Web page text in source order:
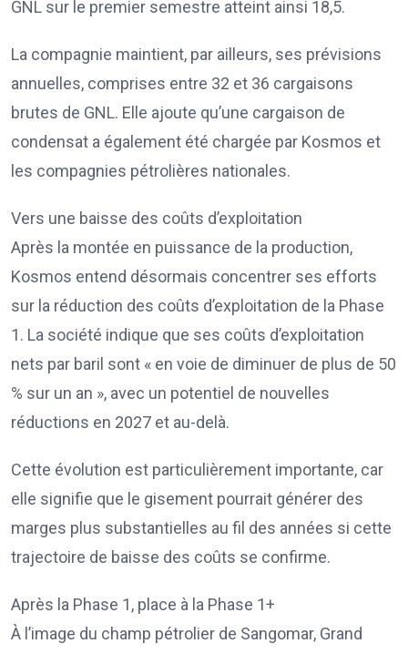
GNL sur le premier semestre atteint ainsi 18,5.
La compagnie maintient, par ailleurs, ses prévisions
annuelles, comprises entre 32 et 36 cargaisons
brutes de GNL. Elle ajoute qu’une cargaison de
condensat a également été chargée par Kosmos et
les compagnies pétrolières nationales.
Vers une baisse des coûts d’exploitation
Après la montée en puissance de la production,
Kosmos entend désormais concentrer ses efforts
sur la réduction des coûts d’exploitation de la Phase
1. La société indique que ses coûts d’exploitation
nets par baril sont « en voie de diminuer de plus de 50
% sur un an », avec un potentiel de nouvelles
réductions en 2027 et au-delà.
Cette évolution est particulièrement importante, car
elle signifie que le gisement pourrait générer des
marges plus substantielles au fil des années si cette
trajectoire de baisse des coûts se confirme.
Après la Phase 1, place à la Phase 1+
À l’image du champ pétrolier de Sangomar, Grand